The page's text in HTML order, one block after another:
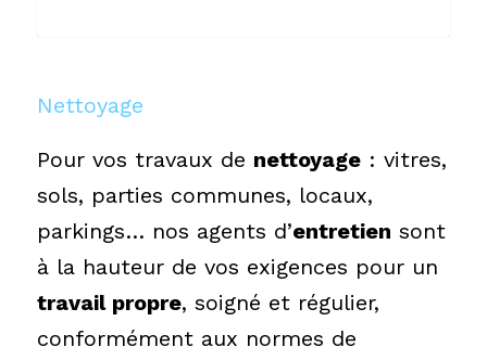
Nettoyage
Pour vos travaux de nettoyage: vitres,
sols, parties communes, locaux,
parkings… nos agents d’entretien sont
à la hauteur de vos exigences pour un
travail propre, soigné et régulier,
conformément aux normes de